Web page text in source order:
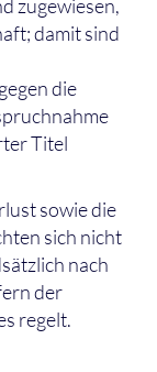
zugewiesen,
damit sind
die
Titel
sowie die
sich nicht
nach
der
regelt.